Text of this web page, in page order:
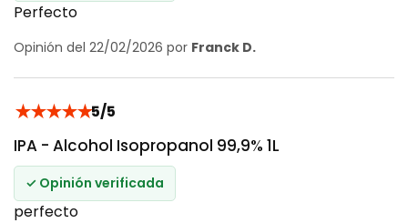
Perfecto
Opinión del 22/02/2026 por Franck D.
★★★★★5/5
IPA - Alcohol Isopropanol 99,9% 1L
✓ Opinión verificada
perfecto